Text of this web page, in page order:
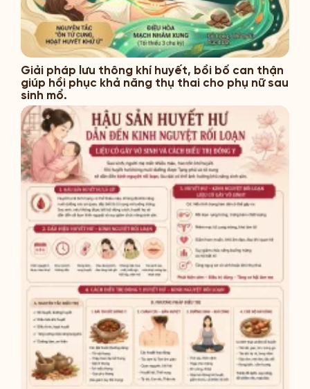
Giải pháp lưu thông khí huyết, bồi bổ can thận
giúp hồi phục khả năng thụ thai cho phụ nữ sau
sinh mổ.